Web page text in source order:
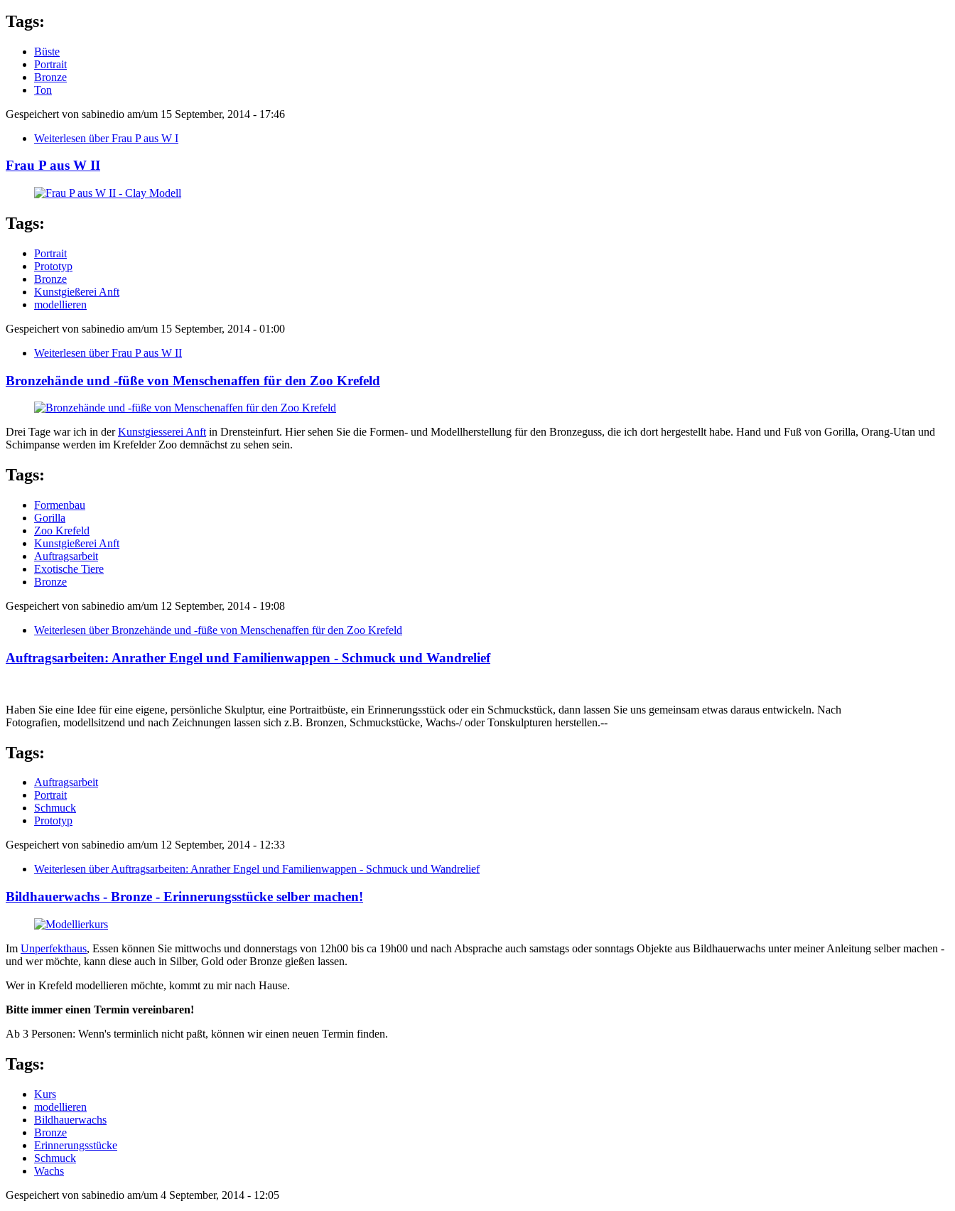
Tags:
Büste
Portrait
Bronze
Ton
Gespeichert von sabinedio am/um 15 September, 2014 - 17:46
Weiterlesen über Frau P aus W I
Frau P aus W II
Tags:
Portrait
Prototyp
Bronze
Kunstgießerei Anft
modellieren
Gespeichert von sabinedio am/um 15 September, 2014 - 01:00
Weiterlesen über Frau P aus W II
Bronzehände und -füße von Menschenaffen für den Zoo Krefeld
Drei Tage war ich in derKunstgiesserei Anft in Drensteinfurt. Hier sehen Sie die Formen- und Modellherstellung für den Bronzeguss, die ich dort hergestellt habe. Hand und Fuß von Gorilla, Orang-Utan und
Schimpanse werden im Krefelder Zoo demnächst zu sehen sein.
Tags:
Formenbau
Gorilla
Zoo Krefeld
Kunstgießerei Anft
Auftragsarbeit
Exotische Tiere
Bronze
Gespeichert von sabinedio am/um 12 September, 2014 - 19:08
Weiterlesen über Bronzehände und -füße von Menschenaffen für den Zoo Krefeld
Auftragsarbeiten: Anrather Engel und Familienwappen - Schmuck und Wandrelief
Haben Sie eine Idee für eine eigene, persönliche Skulptur, eine Portraitbüste, ein Erinnerungsstück oder ein Schmuckstück, dann lassen Sie uns gemeinsam etwas daraus entwickeln. Nach
Fotografien, modellsitzend und nach Zeichnungen lassen sich z.B. Bronzen, Schmuckstücke, Wachs-/ oder Tonskulpturen herstellen.--
Tags:
Auftragsarbeit
Portrait
Schmuck
Prototyp
Gespeichert von sabinedio am/um 12 September, 2014 - 12:33
Weiterlesen über Auftragsarbeiten: Anrather Engel und Familienwappen - Schmuck und Wandrelief
Bildhauerwachs - Bronze - Erinnerungsstücke selber machen!
Im Unperfekthaus, Essen können Sie mittwochs und donnerstags von 12h00 bis ca 19h00 und nach Absprache auch samstags oder sonntags Objekte aus Bildhauerwachs unter meiner Anleitung selber machen -
und wer möchte, kann diese auch in Silber, Gold oder Bronze gießen lassen.
Wer in Krefeld modellieren möchte, kommt zu mir nach Hause.
Bitte immer einen Termin vereinbaren!
Ab 3 Personen: Wenn's terminlich nicht paßt, können wir einen neuen Termin finden.
Tags:
Kurs
modellieren
Bildhauerwachs
Bronze
Erinnerungsstücke
Schmuck
Wachs
Gespeichert von sabinedio am/um 4 September, 2014 - 12:05